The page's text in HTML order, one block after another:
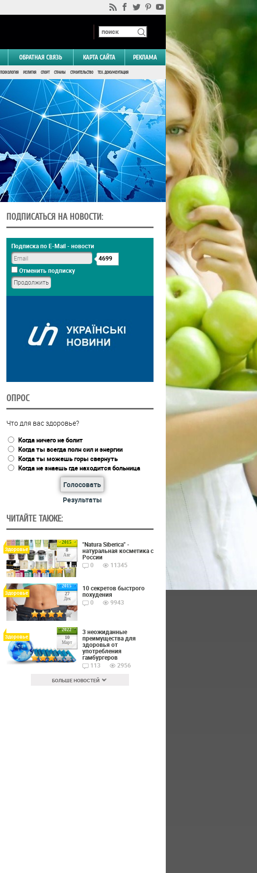
ОБРАТНАЯ СВЯЗЬ КАРТА САЙТА РЕКЛАМА
ПСИХОЛОГИЯ РЕЛИГИЯ СПОРТ СТРАНЫ СТРОИТЕЛЬСТВО ТЕХ. ДОКУМЕНТАЦИЯ
ПОДПИСАТЬСЯ НА НОВОСТИ:
Подписка по E-Mail - новости
4699
Отменить подписку
ОПРОС
Что для вас здоровье?
Когда ничего не болит
Когда ты всегда полн сил и энергии
Когда ты можешь горы свернуть
Когда не знаешь где находится больница
Голосовать
Результаты
ЧИТАЙТЕ ТАКЖЕ:
2015
8
Авг
Здоровье
"Natura Siberica" -
натуральная косметика с
России
0
11345
2015
27
Дек
Здоровье
10 секретов быстрого
похудения
0
9943
2022
10
Март
Здоровье
3 неожиданные
преимущества для
здоровья от
употребления
гамбургеров
113
2956
БОЛЬШЕ НОВОСТЕЙ